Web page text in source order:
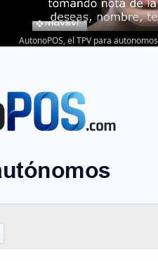
AutonoPOS, el TPV para autonomos